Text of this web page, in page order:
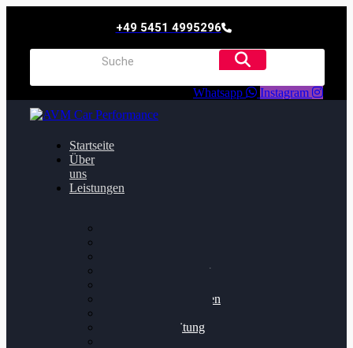
+49 5451 4995296
Whatsapp Instagram
Startseite
Über
uns
Leistungen
Getriebeoptimierung
Bremsscheiben planen
Felgenaufbereitung